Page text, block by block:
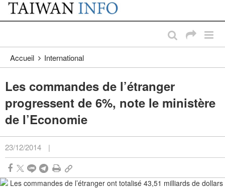
Passer au contenu principal
:::
Accueil International
Les commandes de l’étranger
progressent de 6%, note le ministère
de l’Economie
23/12/2014 |